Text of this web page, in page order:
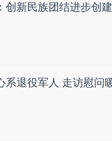
创新民族团结进步创
系退役军人 走访慰问